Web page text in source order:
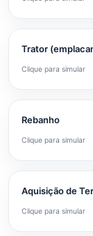
Trator
Clique para simular
Rebanho
Clique para simular
Aquisição de
Clique para simular